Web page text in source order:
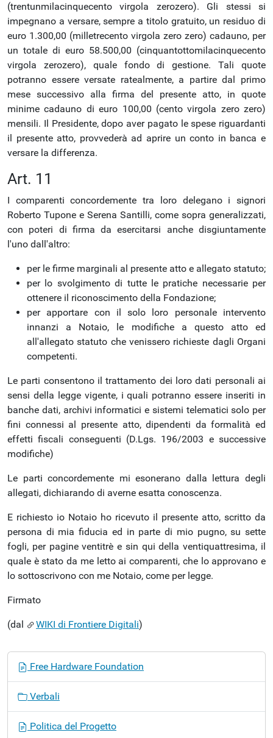
(trentunmilacinquecento virgola zerozero). Gli stessi si
impegnano a versare, sempre a titolo gratuito, un residuo di
euro 1.300,00 (milletrecento virgola zero zero) cadauno, per
un totale di euro 58.500,00 (cinquantottomilacinquecento
virgola zerozero), quale fondo di gestione. Tali quote
potranno essere versate ratealmente, a partire dal primo
mese successivo alla firma del presente atto, in quote
minime cadauno di euro 100,00 (cento virgola zero zero)
mensili. Il Presidente, dopo aver pagato le spese riguardanti
il presente atto, provvederà ad aprire un conto in banca e
versare la differenza.
Art. 11
I comparenti concordemente tra loro delegano i signori
Roberto Tupone e Serena Santilli, come sopra generalizzati,
con poteri di firma da esercitarsi anche disgiuntamente
l'uno dall'altro:
per le firme marginali al presente atto e allegato statuto;
per lo svolgimento di tutte le pratiche necessarie per
ottenere il riconoscimento della Fondazione;
per apportare con il solo loro personale intervento
innanzi a Notaio, le modifiche a questo atto ed
all'allegato statuto che venissero richieste dagli Organi
competenti.
Le parti consentono il trattamento dei loro dati personali ai
sensi della legge vigente, i quali potranno essere inseriti in
banche dati, archivi informatici e sistemi telematici solo per
fini connessi al presente atto, dipendenti da formalità ed
effetti fiscali conseguenti (D.Lgs. 196/2003 e successive
modifiche)
Le parti concordemente mi esonerano dalla lettura degli
allegati, dichiarando di averne esatta conoscenza.
E richiesto io Notaio ho ricevuto il presente atto, scritto da
persona di mia fiducia ed in parte di mio pugno, su sette
fogli, per pagine ventitrè e sin qui della ventiquattresima, il
quale è stato da me letto ai comparenti, che lo approvano e
lo sottoscrivono con me Notaio, come per legge.
Firmato
(dal WIKI di Frontiere Digitali)
Free Hardware Foundation
Verbali
Politica del Progetto